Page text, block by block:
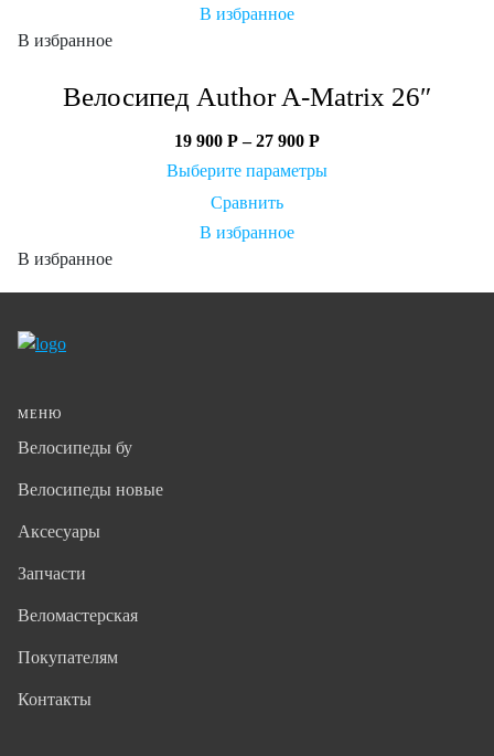
В избранное
В избранное
Велосипед Author A-Matrix 26″
19 900 Р–27 900 Р
Выберите параметры
Сравнить
В избранное
В избранное
МЕНЮ
Велосипеды бу
Велосипеды новые
Аксесуары
Запчасти
Веломастерская
Покупателям
Контакты